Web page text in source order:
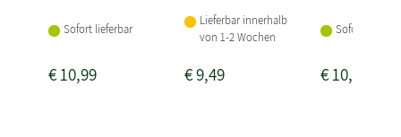
Sofort lieferbar
€10,99
Lieferbar innerhalb
von 1-2 Wochen
€9,49
Sofort
€10,99